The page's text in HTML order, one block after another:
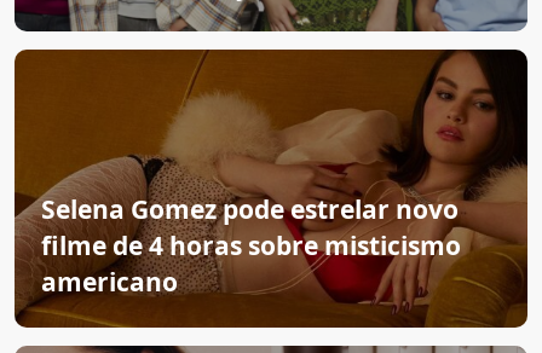
Selena Gomez pode estrelar novo
filme de 4 horas sobre misticismo
americano